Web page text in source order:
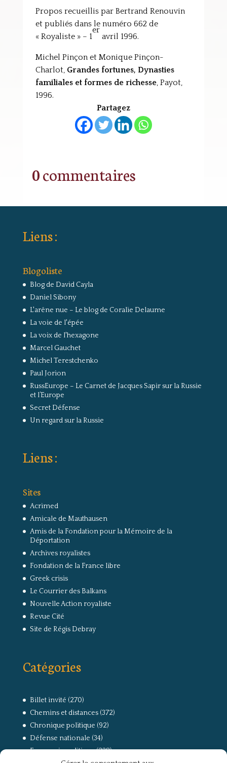
Propos recueillis par Bertrand Renouvin
et publiés dans le numéro 662 de
« Royaliste » – 1
er
avril 1996.
Michel Pinçon et Monique Pinçon-
Charlot, Grandes fortunes, Dynasties
familiales et formes de richesse, Payot,
1996.
Partagez
0 commentaires
Liens :
Blogoliste
Blog de David Cayla
Daniel Sibony
L'arêne nue – Le blog de Coralie Delaume
La voie de l'épée
La voix de l'hexagone
Marcel Gauchet
Michel Terestchenko
Paul Jorion
RussEurope – Le Carnet de Jacques Sapir sur la Russie
et l’Europe
Secret Défense
Un regard sur la Russie
Liens :
Sites
Acrimed
Amicale de Mauthausen
Amis de la Fondation pour la Mémoire de la
Déportation
Archives royalistes
Fondation de la France libre
Greek crisis
Le Courrier des Balkans
Nouvelle Action royaliste
Revue Cité
Site de Régis Debray
Catégories
Billet invité (270)
Chemins et distances(372)
Chronique politique (92)
Défense nationale (34)
Economie politique(238)